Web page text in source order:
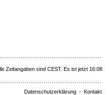
Zeitangaben sind CEST. Es ist jetzt 16:08
Datenschutzerklärung - Kontakt